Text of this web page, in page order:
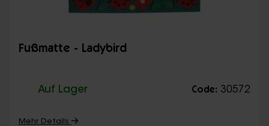
Fußmatte - Ladybird
Auf Lager Code: 30572
Mehr Details